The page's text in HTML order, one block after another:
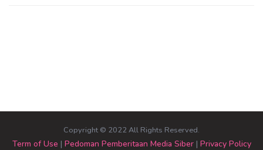
Copyright © 2022 All Rights Reserved.
Term of Use | Pedoman Pemberitaan Media Siber| Privacy Policy